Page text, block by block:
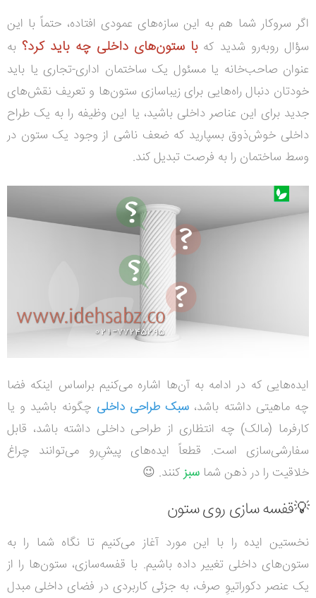
اگر سروکار شما هم به این سازه‌های عمودی افتاده، حتماً با این
سؤال روبه‌رو شدید کهبا ستون‌های داخلی چه باید کرد؟به
عنوان صاحب‌خانه یا مسئول یک ساختمان اداری-تجاری یا باید
خودتان دنبال راه‌هایی برای زیباسازی ستون‌ها و تعریف نقش‌های
جدید برای این عناصر داخلی باشید، یا این وظیفه را به یک طراح
داخلی خوش‌ذوق بسپارید که ضعف ناشی از وجود یک ستون در
وسط ساختمان را به فرصت تبدیل کند.
ایده‌هایی که در ادامه به آن‌ها اشاره می‌کنیم براساس اینکه فضا
چه ماهیتی داشته باشد، سبک طراحی داخلی چگونه باشید و یا
کارفرما (مالک) چه انتظاری از طراحی داخلی داشته باشد، قابل
سفارشی‌سازی است. قطعاً ایده‌های پیش‌ِرو می‌توانند چراغ
خلاقیت را در ذهن شما سبزکنند. 😉
💡قفسه سازی روی ستون
نخستین ایده را با این مورد آغاز می‌کنیم تا نگاه شما را به
ستون‌های داخلی تغییر داده باشیم. با قفسه‌سازی، ستون‌ها را از
یک عنصر دکوراتیوِ صرف، به جزئی کاربردی در فضای داخلی مبدل